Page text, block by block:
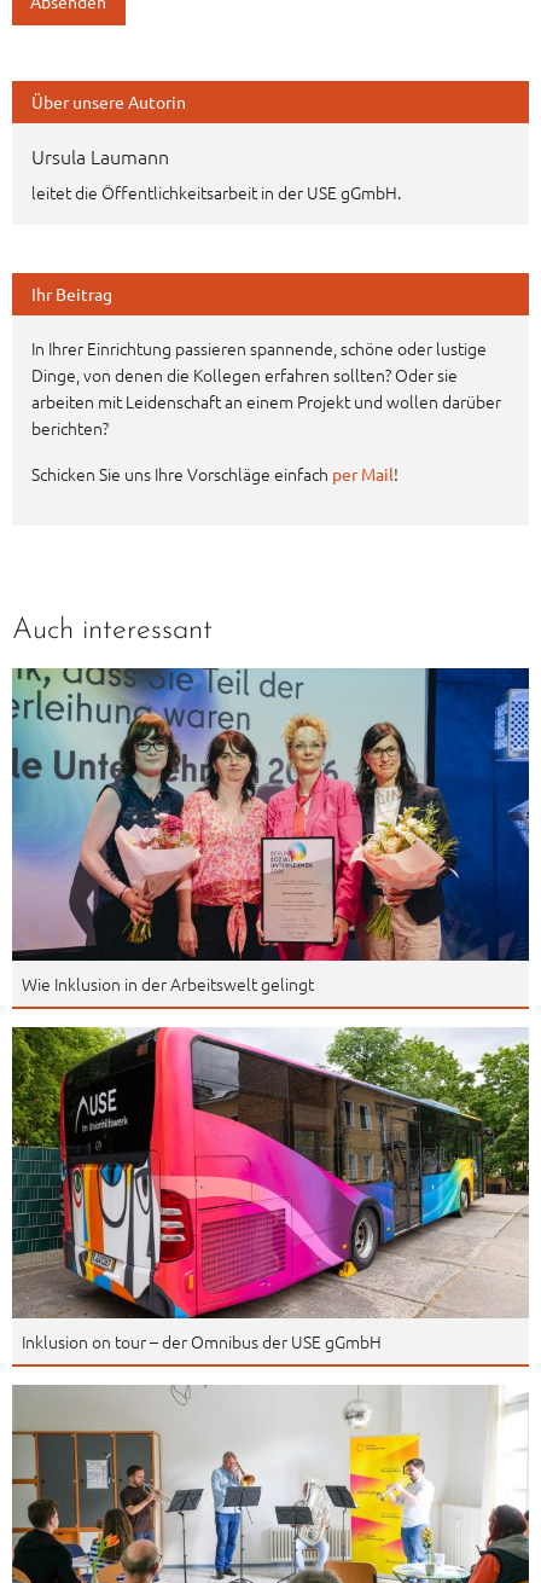
Über unsere Autorin
Ursula Laumann
leitet die Öffentlichkeitsarbeit in der USE gGmbH.
Ihr Beitrag
In Ihrer Einrichtung passieren spannende, schöne oder lustige
Dinge, von denen die Kollegen erfahren sollten? Oder sie
arbeiten mit Leidenschaft an einem Projekt und wollen darüber
berichten?
Schicken Sie uns Ihre Vorschläge einfach per Mail!
Auch interessant
Wie Inklusion in der Arbeitswelt gelingt
Inklusion on tour – der Omnibus der USE gGmbH